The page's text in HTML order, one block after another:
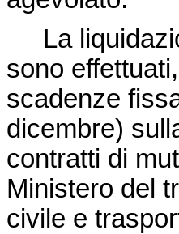
La
sono
scadenze
dicembre)
contratti di
Ministero del
civile e